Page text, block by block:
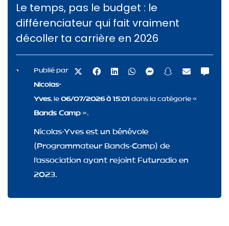
Le temps, pas le budget : le
différenciateur qui fait vraiment
décoller ta carrière en 2026
Publié par
Nicolas-
Yves, le 06/07/2026 à 15:01 dans la catégorie «
Bands Camp».
Nicolas-Yves est un bénévole
(Programmateur Bands-Camp) de
l'association ayant rejoint Futuradio en
2023.